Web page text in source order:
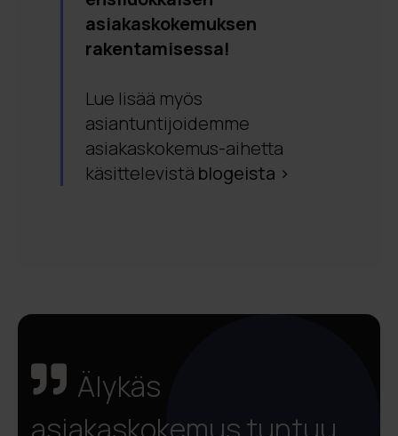
asiakaskokemuksen
rakentamisessa!
Lue lisää myös
asiantuntijoidemme
asiakaskokemus-aihetta
käsittelevistä blogeista >
Älykäs